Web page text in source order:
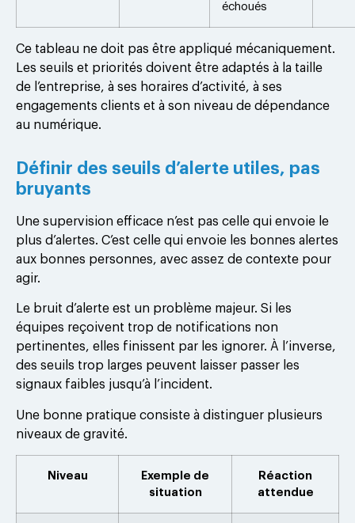
échoués
Ce tableau ne doit pas être appliqué mécaniquement.
Les seuils et priorités doivent être adaptés à la taille
de l’entreprise, à ses horaires d’activité, à ses
engagements clients et à son niveau de dépendance
au numérique.
Définir des seuils d’alerte utiles, pas
bruyants
Une supervision efficace n’est pas celle qui envoie le
plus d’alertes. C’est celle qui envoie les bonnes alertes
aux bonnes personnes, avec assez de contexte pour
agir.
Le bruit d’alerte est un problème majeur. Si les
équipes reçoivent trop de notifications non
pertinentes, elles finissent par les ignorer. À l’inverse,
des seuils trop larges peuvent laisser passer les
signaux faibles jusqu’à l’incident.
Une bonne pratique consiste à distinguer plusieurs
niveaux de gravité.
Niveau
Exemple de
situation
Réaction
attendue